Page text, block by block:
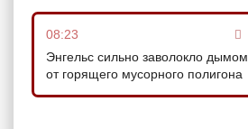
08:23
Энгельс сильно заволокло дымом
от горящего мусорного полигона